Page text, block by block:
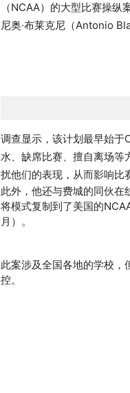
（NCAA）的大型比赛操
尼奥·布莱克尼 （Antonio
调查显示，该计划最早始
水、缺席比赛、擅自离场等
扰他们的表现，从而影响比
此外，他还与费城的同伙在
将模式复制到了美国的
月）。
此案涉及全国各地的学校，
控。